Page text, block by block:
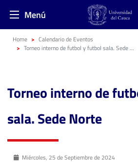
Menú
Home
Calendario de Eventos
Torneo interno de futbol y futbol sala. Sede Norte
Torneo interno de
sala. Sede Norte
Miércoles, 25 de Septiembre de 2024